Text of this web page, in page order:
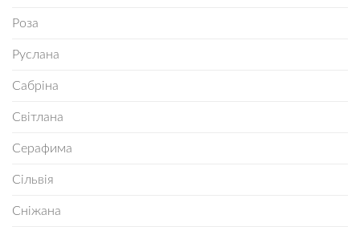
Роза
Руслана
Сабріна
Світлана
Серафима
Сільвія
Сніжана